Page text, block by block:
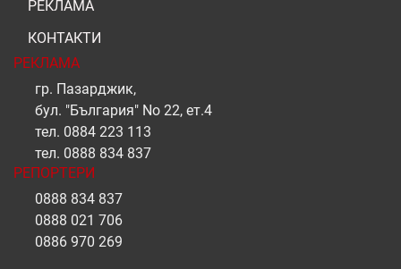
РЕКЛАМА
КОНТАКТИ
РЕКЛАМА
гр. Пазарджик,
бул. "България" No 22, ет.4
тел. 0884 223 113
тел. 0888 834 837
РЕПОРТЕРИ
0888 834 837
0888 021 706
0886 970 269